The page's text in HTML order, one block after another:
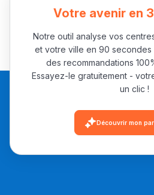
Ki Derti LihaVotre avenir en
Notre outil analyse vos
et votre ville en 90
des recommandations
Essayez-le gratuitement -
un clic !
Découvrir mon